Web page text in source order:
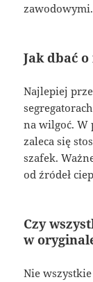
zawodowymi.
Jak dbać
Najlepiej
na wilgoć.
zaleca się
szafek.
od źródeł
Czy
w
Nie